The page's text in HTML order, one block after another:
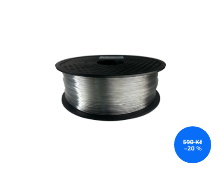
590 Kč
–20 %